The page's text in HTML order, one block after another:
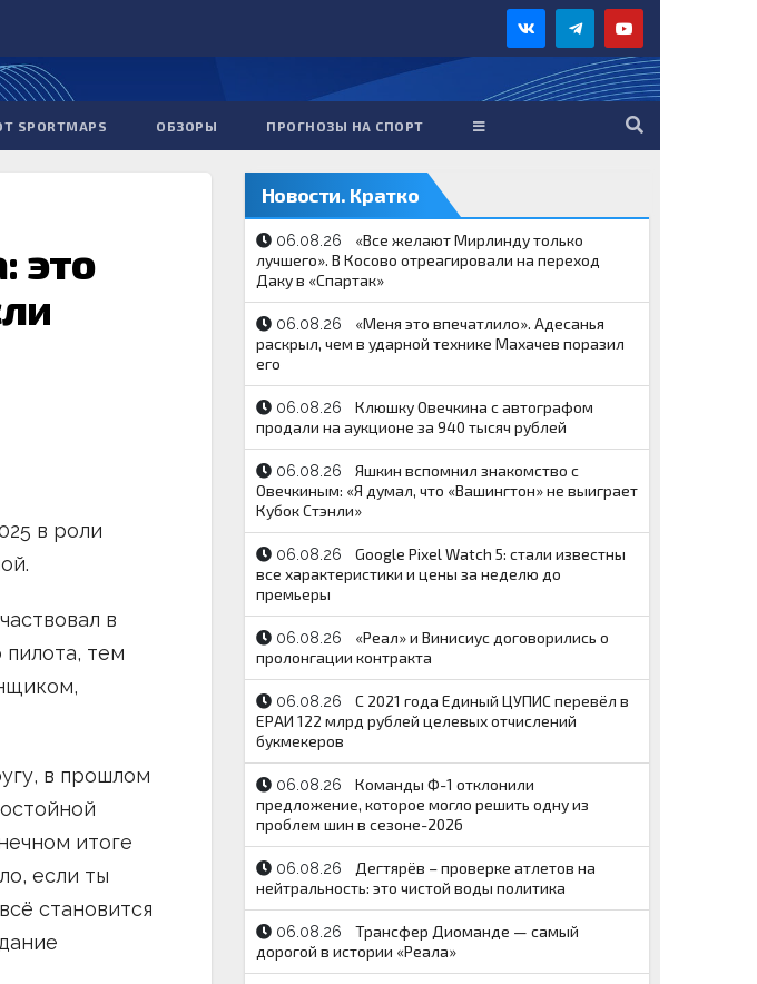
SPORTMAPS ОБЗОРЫ ПРОГНОЗЫ НА СПОРТ
это
в роли
в
пилота, тем
в прошлом
итоге
если ты
становится
Новости. Кратко
06.08.26
«Все желают Мирлинду только
лучшего». В Косово отреагировали на переход
Даку в «Спартак»
06.08.26
«Меня это впечатлило». Адесанья
раскрыл, чем в ударной технике Махачев поразил
его
06.08.26
Клюшку Овечкина с автографом
продали на аукционе за 940 тысяч рублей
06.08.26
Яшкин вспомнил знакомство с
Овечкиным: «Я думал, что «Вашингтон» не выиграет
Кубок Стэнли»
06.08.26
Google Pixel Watch 5: стали известны
все характеристики и цены за неделю до
премьеры
06.08.26
«Реал» и Винисиус договорились о
пролонгации контракта
06.08.26
С 2021 года Единый ЦУПИС перевёл в
ЕРАИ 122 млрд рублей целевых отчислений
букмекеров
06.08.26
Команды Ф-1 отклонили
предложение, которое могло решить одну из
проблем шин в сезоне-2026
06.08.26
Дегтярёв – проверке атлетов на
нейтральность: это чистой воды политика
06.08.26
Трансфер Диоманде — самый
дорогой в истории «Реала»